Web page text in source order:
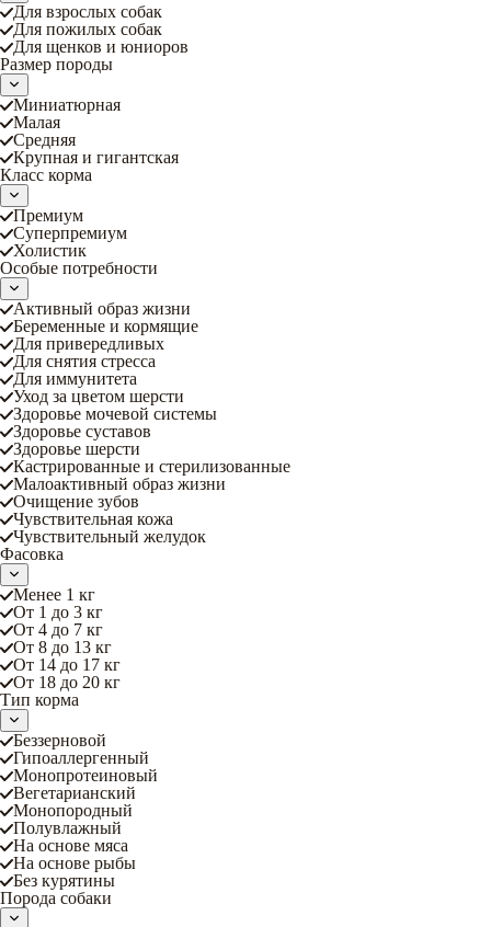
Для взрослых собак
Для пожилых собак
Для щенков и юниоров
Размер породы
Миниатюрная
Малая
Средняя
Крупная и гигантская
Класс корма
Премиум
Суперпремиум
Холистик
Особые потребности
Активный образ жизни
Беременные и кормящие
Для привередливых
Для снятия стресса
Для иммунитета
Уход за цветом шерсти
Здоровье мочевой системы
Здоровье суставов
Здоровье шерсти
Кастрированные и стерилизованные
Малоактивный образ жизни
Очищение зубов
Чувствительная кожа
Чувствительный желудок
Фасовка
Менее 1 кг
От 1 до 3 кг
От 4 до 7 кг
От 8 до 13 кг
От 14 до 17 кг
От 18 до 20 кг
Тип корма
Беззерновой
Гипоаллергенный
Монопротеиновый
Вегетарианский
Монопородный
Полувлажный
На основе мяса
На основе рыбы
Без курятины
Порода собаки